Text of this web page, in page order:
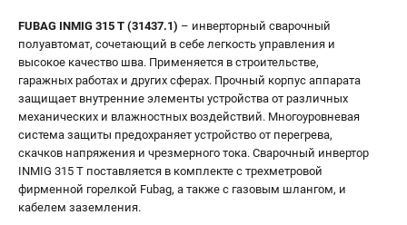
FUBAG INMIG 315 T (31437.1) – инверторный сварочный
полуавтомат, сочетающий в себе легкость управления и
высокое качество шва. Применяется в строительстве,
гаражных работах и других сферах. Прочный корпус аппарата
защищает внутренние элементы устройства от различных
механических и влажностных воздействий. Многоуровневая
система защиты предохраняет устройство от перегрева,
скачков напряжения и чрезмерного тока. Сварочный инвертор
INMIG 315 T поставляется в комплекте с трехметровой
фирменной горелкой Fubag, а также с газовым шлангом, и
кабелем заземления.